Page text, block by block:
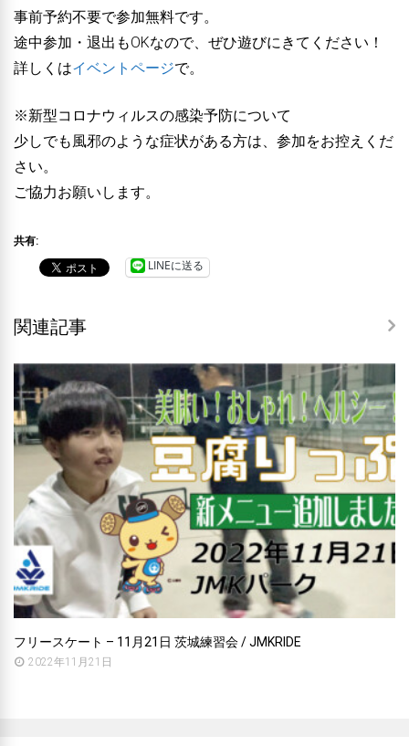
事前予約不要で参加無料です。
途中参加・退出もOKなので、ぜひ遊びにきてください！
詳しくはイベントページで。
※新型コロナウィルスの感染予防について
少しでも風邪のような症状がある方は、参加をお控えくだ
さい。
ご協力お願いします。
共有:
LINEに送る
関連記事
フリースケート – 11月21日 茨城練習会 / JMKRIDE
2022年11月21日